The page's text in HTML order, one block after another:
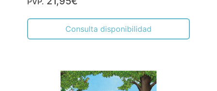
Consulta disponibilidad